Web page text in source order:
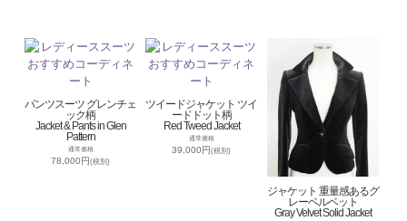
パンツスーツ グレンチェ
ック柄
Jacket & Pants in Glen
Pattern
通常価格
78,000円(税別)
ツイードジャケット ツイ
ードドット柄
Red Tweed Jacket
通常価格
39,000円(税別)
ジャケット 重量感あるグ
レーベルベット
Gray Velvet Solid Jacket